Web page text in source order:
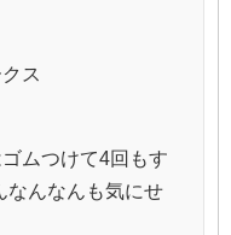
ス
ムつけて4回もす
なんなんも気にせ